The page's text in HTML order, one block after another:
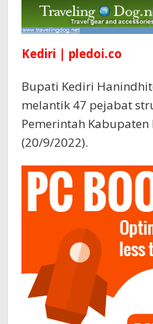
Kediri | pledoi.co
Bupati Kediri
melantik 47 pejabat
Pemerintah Kabupaten
(20/9/2022).